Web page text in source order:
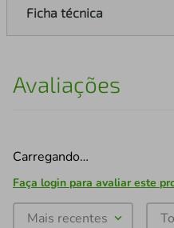
Ficha técnica
Avaliações
Carregando…
Faça login para avaliar este
Mais recentes